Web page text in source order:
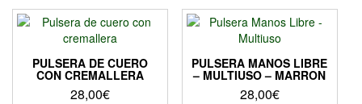
tiene
múltiples
variantes.
Las
opciones
se
PULSERA DE CUERO
CON CREMALLERA
28,00€
PULSERA MANOS LIBRE
– MULTIUSO – MARRON
28,00€